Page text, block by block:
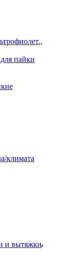
пайки
климата
и вытяжки